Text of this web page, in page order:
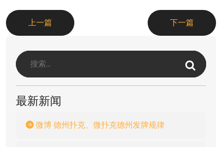
上一篇 下一篇
最新新闻
微博 德州扑克、微扑克德州发牌规律